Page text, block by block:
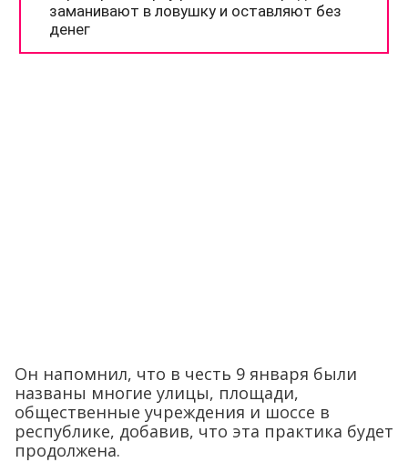
Он напомнил, что в честь 9 января были
названы многие улицы, площади,
общественные учреждения и шоссе в
республике, добавив, что эта практика будет
продолжена.